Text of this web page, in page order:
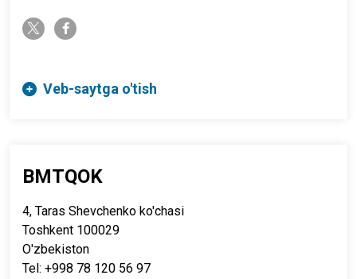
twitter-x facebook-f
Veb-saytga o'tish
BMTQOK
4, Taras Shevchenko ko'chasi
Toshkent 100029
O'zbekiston
Tel: +998 78 120 56 97